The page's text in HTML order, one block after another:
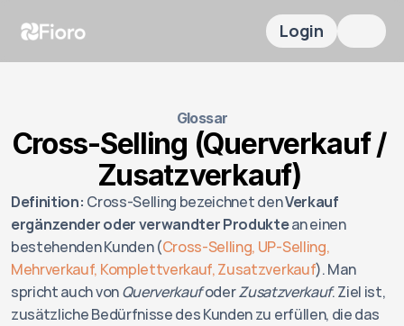
Glossar
Cross-Selling (Querverkauf /
Zusatzverkauf)
Definition: Cross-Selling bezeichnet den Verkauf
ergänzender oder verwandter Produkte an einen
bestehenden Kunden (Cross-Selling, UP-Selling,
Mehrverkauf, Komplettverkauf, Zusatzverkauf). Man
spricht auch von Querverkauf oder Zusatzverkauf. Ziel ist,
zusätzliche Bedürfnisse des Kunden zu erfüllen, die das
Login